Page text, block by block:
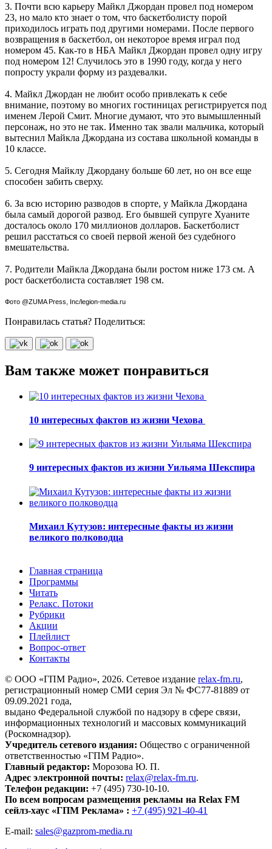
3. Почти всю карьеру Майкл Джордан провел под номером
23, но мало кто знает о том, что баскетболисту порой
приходилось играть под другими номерами. После первого
возвращения в баскетбол, он некоторое время играл под
номером 45. Как-то в НБА Майкл Джордан провел одну игру
под номером 12! Случилось это в 1990 году, когда у него
попросту украли форму из раздевалки.
4. Майкл Джордан не любит особо привлекать к себе
внимание, поэтому во многих гостиницах регистрируется под
именем Лерой Смит. Многие думают, что это вымышленный
персонаж, но это не так. Именно так звали мальчика, который
вытеснил Майкла Джордана из состава школьной команды в
10 классе.
5. Сегодня Майклу Джордану больше 60 лет, но он все еще
способен забить сверху.
6. За всю историю разводов в спорте, у Майкла Джордана
была самый дорогой развод. Его бывшей супруге Хуаните
досталось около 170 миллионов долларов. Баскетболист
решил расстаться со своей первой женой без судебного
вмешательства.
7. Родители Майкла Джордана были ростом ниже 173 см. А
рост баскетболиста составляет 198 см.
Фото @ZUMA Press, Inc/legion-media.ru
Понравилась статья? Поделиться:
Вам также может понравиться
10 интересных фактов из жизни Чехова
9 интересных фактов из жизни Уильяма Шекспира
Михаил Кутузов: интересные факты из жизни
великого полководца
Главная страница
Программы
Читать
Релакс. Потоки
Рубрики
Акции
Плейлист
Вопрос-ответ
Контакты
© ООО «ГПМ Радио», 2026. Сетевое издание relax-fm.ru,
регистрационный номер СМИ серия Эл № ФС77-81889 от
09.09.2021 года,
выдано Федеральной службой по надзору в сфере связи,
информационных технологий и массовых коммуникаций
(Роскомнадзор).
Учредитель сетевого издания: Общество с ограниченной
ответственностью «ГПМ Радио».
Главный редактор: Морозова Ю. П.
Адрес электронной почты: relax@relax-fm.ru.
Телефон редакции: +7 (495) 730-10-10.
По всем вопросам размещения рекламы на Relax FM
сейлз-хаус «ГПМ Реклама» : +7 (495) 921-40-41
E-mail: sales@gazprom-media.ru